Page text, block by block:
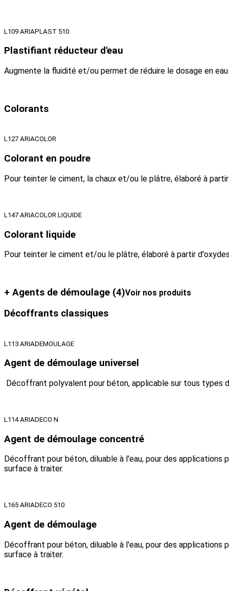
L109 ARIAPLAST 510
Plastifiant réducteur d'eau
Augmente la fluidité et/ou permet de réduire le dosage en
Colorants
L127 ARIACOLOR
Colorant en poudre
Pour teinter le ciment, la chaux et/ou le plâtre, élaboré à
L147 ARIACOLOR LIQUIDE
Colorant liquide
Pour teinter le ciment et/ou le plâtre, élaboré à partir
+ Agents de démoulage (4)Voir nos produits
Décoffrants classiques
L113 ARIADEMOULAGE
Agent de démoulage universel
Décoffrant polyvalent pour béton, applicable sur tous types
L114 ARIADECO N
Agent de démoulage concentré
Décoffrant pour béton, diluable à l'eau, pour des
surface à traiter.
L165 ARIADECO 510
Agent de démoulage
Décoffrant pour béton, diluable à l'eau, pour des
surface à traiter.